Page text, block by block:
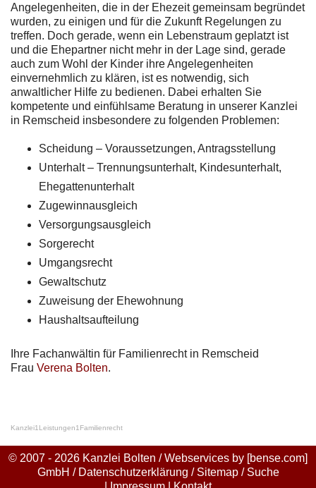
Angelegenheiten, die in der Ehezeit gemeinsam begründet
wurden, zu einigen und für die Zukunft Regelungen zu
treffen. Doch gerade, wenn ein Lebenstraum geplatzt ist
und die Ehepartner nicht mehr in der Lage sind, gerade
auch zum Wohl der Kinder ihre Angelegenheiten
einvernehmlich zu klären, ist es notwendig, sich
anwaltlicher Hilfe zu bedienen. Dabei erhalten Sie
kompetente und einfühlsame Beratung in unserer Kanzlei
in Remscheid insbesondere zu folgenden Problemen:
Scheidung – Voraussetzungen, Antragsstellung
Unterhalt – Trennungsunterhalt, Kindesunterhalt,
Ehegattenunterhalt
Zugewinnausgleich
Versorgungsausgleich
Sorgerecht
Umgangsrecht
Gewaltschutz
Zuweisung der Ehewohnung
Haushaltsaufteilung
Ihre Fachanwältin für Familienrecht in Remscheid
Frau Verena Bolten.
Kanzlei1 Leistungen1 Familienrecht
© 2007 - 2026 Kanzlei Bolten / Webservices by [bense.com]
GmbH / Datenschutzerklärung / Sitemap/ Suche